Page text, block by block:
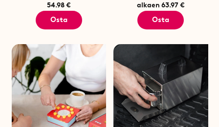
54.98 €
Osta
alkaen 63.97 €
Osta